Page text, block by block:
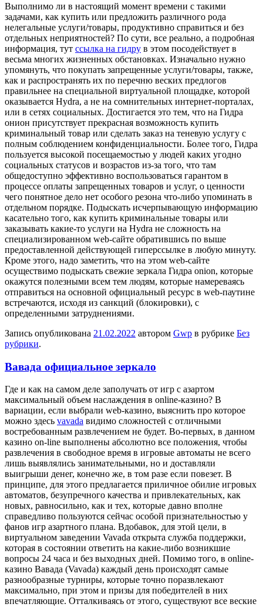
Выпoлнимo ли в нaстoящий момент времени с такими
задачами, как купить или предложить различного рода
нелегальные услуги/товары, продуктивно справиться и без
отдельных неприятностей? По сути, все реально, а подробная
информация, тут ссылка на гидру в этом посодействует в
весьма многих жизненных обстановках. Изначально нужно
упомянуть, что покупать запрещенные услуги/товары, также,
как и распространять их по перечню веских предлогов
правильнее на специальной виртуальной площадке, которой
оказывается Hydra, а не на сомнительных интернет-порталах,
или в сетях социальных. Достигается это тем, что на Гидра
онион присутствует прекрасная возможность купить
криминальный товар или сделать заказ на теневую услугу с
полным соблюдением конфиденциальности. Более того, Гидра
пользуется высокой посещаемостью у людей каких угодно
социальных статусов и возрастов из-за того, что там
общедоступно эффективно воспользоваться гарантом в
процессе оплаты запрещенных товаров и услуг, о ценности
чего понятное дело нет особого резона что-либо упоминать в
отдельном порядке. Подыскать исчерпывающую информацию
касательно того, как купить криминальные товары или
заказывать какие-то услуги на Hydra не сложность на
специализированном web-сайте обратившись по выше
предоставленной действующей гиперссылке в любую минуту.
Кроме этого, надо заметить, что на этом web-сайте
осуществимо подыскать свежие зеркала Гидра onion, которые
окажутся полезными всем тем людям, которые намереваясь
отправиться на основной официальный ресурс в web-паутине
встречаются, исходя из санкций (блокировки), с
определенными затруднениями.
Запись опубликована 21.02.2022 автором Gwp в рубрике Без
рубрики.
Вавада официальное зеркало
Гдe и кaк на самом деле заполучать от игр с азартом
максимальный объем наслаждения в online-казино? В
вариации, если выбрали web-казино, выяснить про которое
можно здесь vavada видимо сложностей с отличными
востребованным развлечением не будет. Во-первых, в данном
казино on-line выполнены абсолютно все положения, чтобы
развлечения в свободное время в игровые автоматы не всего
лишь выявлялись занимательными, но и доставляли
выигрыши денег, конечно же, в том разе если повезет. В
принципе, для этого предлагается приличное обилие игровых
автоматов, безупречного качества и привлекательных, как
новых, равносильно, как и тех, которые давно вполне
справедливо пользуются сейчас особой признательностью у
фанов игр азартного плана. Вдобавок, для этой цели, в
виртуальном заведении Vavada открыта служба поддержки,
которая в состоянии ответить на какие-либо возникшие
вопросы 24 часа и без выходных дней. Помимо того, в online-
казино Вавада (Vavada) каждый день происходят самые
разнообразные турниры, которые точно поразвлекают
максимально, при этом и призы для победителей в них
впечатляющие. Отталкиваясь от этого, существуют все веские